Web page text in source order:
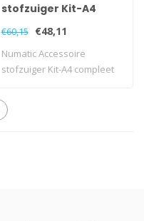
stofzuiger Kit-A4
compleet 5-delig
€60,15 €48,11
Numatic Accessoire
stofzuiger Kit-A4 compleet